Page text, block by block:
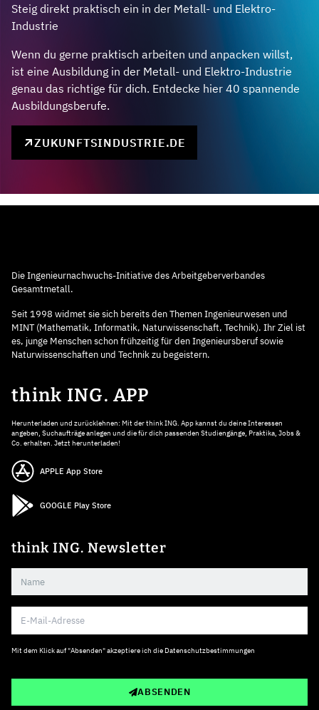
Steig direkt praktisch ein in der Metall- und Elektro-
Industrie
Wenn du gerne praktisch arbeiten und anpacken willst,
ist eine Ausbildung in der Metall- und Elektro-Industrie
genau das richtige für dich. Entdecke hier 40 spannende
Ausbildungsberufe.
ZUKUNFTSINDUSTRIE.DE
Die Ingenieurnachwuchs-Initiative des Arbeitgeberverbandes
Gesamtmetall.
Seit 1998 widmet sie sich bereits den Themen Ingenieurwesen und
MINT (Mathematik, Informatik, Naturwissenschaft, Technik). Ihr Ziel ist
es, junge Menschen schon frühzeitig für den Ingenieursberuf sowie
Naturwissenschaften und Technik zu begeistern.
think ING. APP
Herunterladen und zurücklehnen: Mit der think ING. App kannst du deine Interessen
angeben, Suchaufträge anlegen und die für dich passenden Studiengänge, Praktika, Jobs &
Co. erhalten. Jetzt herunterladen!
APPLE App Store
GOOGLE Play Store
think ING. Newsletter
Mit dem Klick auf "Absenden" akzeptiere ich die Datenschutzbestimmungen
ABSENDEN